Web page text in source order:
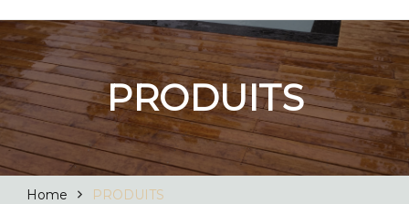
PRODUITS
Home PRODUITS